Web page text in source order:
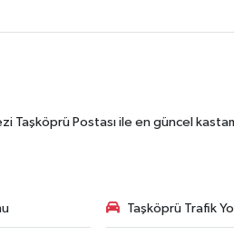
Taşköprü Postası ile en güncel
Taşköprü Trafik